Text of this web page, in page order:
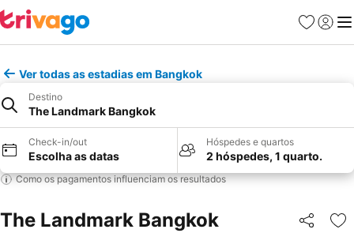
Favoritos
Iniciar
Ver todas as estadias em Bangkok
Destino
The Landmark Bangkok
Check-in/out
Escolha as datas
Hóspedes e quartos
2 hóspedes, 1 quarto.
Como os pagamentos influenciam os resultados
The Landmark Bangkok Partilhar